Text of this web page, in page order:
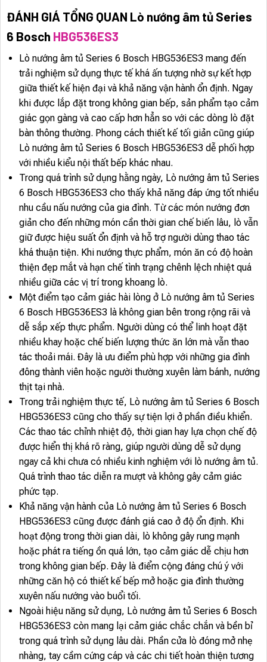
ĐÁNH GIÁ TỔNG QUAN Lò nướng âm tủ Series
6 Bosch HBG536ES3
Lò nướng âm tủ Series 6 Bosch HBG536ES3 mang đến
trải nghiệm sử dụng thực tế khá ấn tượng nhờ sự kết hợp
giữa thiết kế hiện đại và khả năng vận hành ổn định. Ngay
khi được lắp đặt trong không gian bếp, sản phẩm tạo cảm
giác gọn gàng và cao cấp hơn hẳn so với các dòng lò đặt
bàn thông thường. Phong cách thiết kế tối giản cũng giúp
Lò nướng âm tủ Series 6 Bosch HBG536ES3 dễ phối hợp
với nhiều kiểu nội thất bếp khác nhau.
Trong quá trình sử dụng hằng ngày, Lò nướng âm tủ Series
6 Bosch HBG536ES3 cho thấy khả năng đáp ứng tốt nhiều
nhu cầu nấu nướng của gia đình. Từ các món nướng đơn
giản cho đến những món cần thời gian chế biến lâu, lò vẫn
giữ được hiệu suất ổn định và hỗ trợ người dùng thao tác
khá thuận tiện. Khi nướng thực phẩm, món ăn có độ hoàn
thiện đẹp mắt và hạn chế tình trạng chênh lệch nhiệt quá
nhiều giữa các vị trí trong khoang lò.
Một điểm tạo cảm giác hài lòng ở Lò nướng âm tủ Series
6 Bosch HBG536ES3 là không gian bên trong rộng rãi và
dễ sắp xếp thực phẩm. Người dùng có thể linh hoạt đặt
nhiều khay hoặc chế biến lượng thức ăn lớn mà vẫn thao
tác thoải mái. Đây là ưu điểm phù hợp với những gia đình
đông thành viên hoặc người thường xuyên làm bánh, nướng
thịt tại nhà.
Trong trải nghiệm thực tế, Lò nướng âm tủ Series 6 Bosch
HBG536ES3 cũng cho thấy sự tiện lợi ở phần điều khiển.
Các thao tác chỉnh nhiệt độ, thời gian hay lựa chọn chế độ
được hiển thị khá rõ ràng, giúp người dùng dễ sử dụng
ngay cả khi chưa có nhiều kinh nghiệm với lò nướng âm tủ.
Quá trình thao tác diễn ra mượt và không gây cảm giác
phức tạp.
Khả năng vận hành của Lò nướng âm tủ Series 6 Bosch
HBG536ES3 cũng được đánh giá cao ở độ ổn định. Khi
hoạt động trong thời gian dài, lò không gây rung mạnh
hoặc phát ra tiếng ồn quá lớn, tạo cảm giác dễ chịu hơn
trong không gian bếp. Đây là điểm cộng đáng chú ý với
những căn hộ có thiết kế bếp mở hoặc gia đình thường
xuyên nấu nướng vào buổi tối.
Ngoài hiệu năng sử dụng, Lò nướng âm tủ Series 6 Bosch
HBG536ES3 còn mang lại cảm giác chắc chắn và bền bỉ
trong quá trình sử dụng lâu dài. Phần cửa lò đóng mở nhẹ
nhàng, tay cầm cứng cáp và các chi tiết hoàn thiện tương